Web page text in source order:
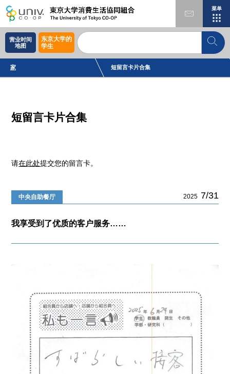
菜单
营业时间
地图
东京大学的
学生
家 短留言卡片合集
短留言卡片合集
请在此处提交您的留言卡。
中央自助餐厅 2025 7/31
我享受到了优质的客户服务……